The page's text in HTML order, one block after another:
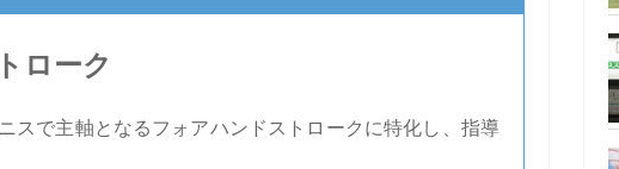
ローク
スで主軸となるフォアハンドストロークに特化し、指導